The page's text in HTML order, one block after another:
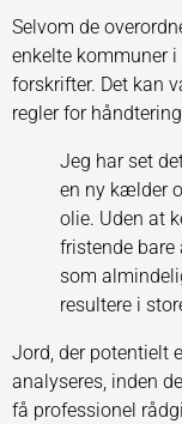
Selvom de
enkelte kommuner
forskrifter. Det kan
regler for
Jeg har set
en ny kælder
olie. Uden at
fristende bare
som
resultere i
Jord, der potentielt
analyseres, inden
få professionel